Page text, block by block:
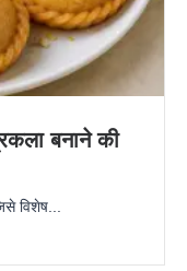
बनाने की
विशेष...